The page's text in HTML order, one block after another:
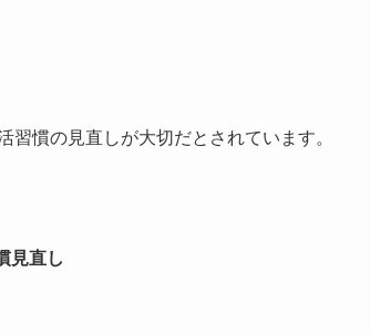
慣の見直しが大切だとされています。
見直し